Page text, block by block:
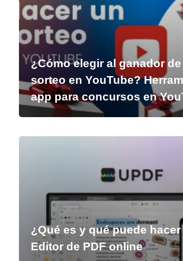
¿Cómo elegir al ganador
sorteo en YouTube?
app para concursos en
¿Qué es y qué puede hacer
Editor de PDF online